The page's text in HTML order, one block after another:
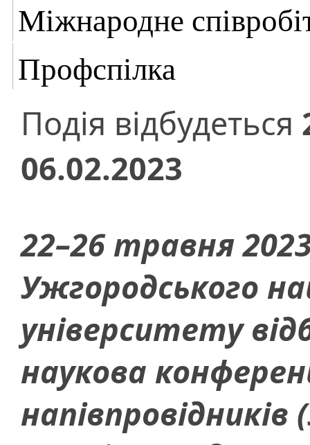
Міжнародне
Профспілка
Подія відбудеться
06.02.2023
22–26 травня
Ужгородського
університету
наукова